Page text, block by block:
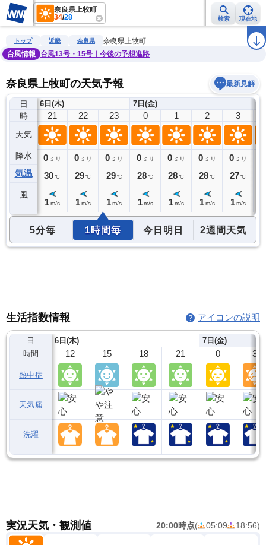
奈良県上牧町
34/28 検索 現在地
雨雲レーダー 台風情報 地震情報 ラ
トップ 近畿 奈良県
奈良県上牧町
台風情報
台風13号・15号｜今後の予想進路
奈良県上牧町の天気予報 最新見解
日
時
天気
降水
気温
風
6日(木)
20
0ミリ
30℃
21
0 ミリ
30℃
1 m/s
22
0 ミリ
29℃
1 m/s
23
0 ミリ
29 ℃
1m/s
7日(金)
0
0 ミリ
28℃
1 m/s
1
0 ミリ
28℃
1 m/s
2
0 ミリ
28℃
1 m/s
3
0 ミリ
27℃
1 m/s
5分毎 1時間毎 今日明日 2週間天気
生活指数情報 アイコンの説明
日
時間
熱中症
天気痛
洗濯
6日(木)
12 15 18 21
7日(金)
0 3
実況天気・観測値 20:00時点( 05:09 18:56)